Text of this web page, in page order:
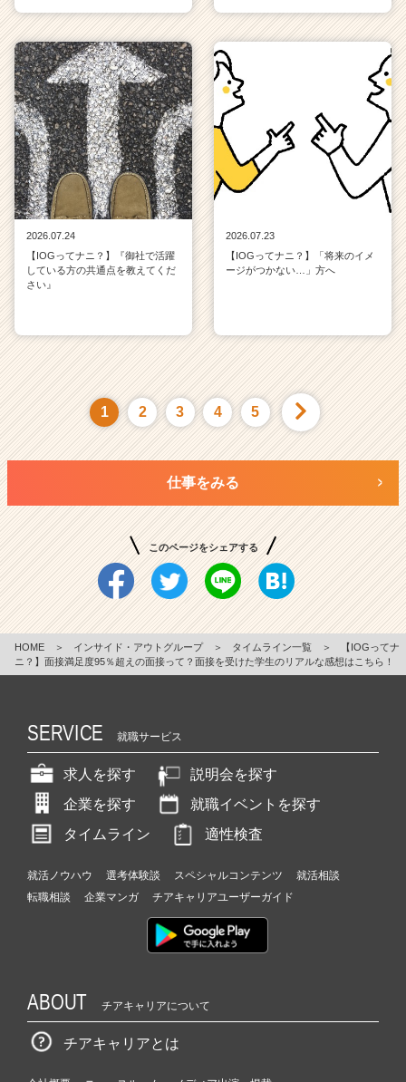
2026.07.24
【IOGってナニ？】『御社で活躍
している方の共通点を教えてくだ
さい』
2026.07.23
【IOGってナニ？】「将来のイメ
ージがつかない…」方へ
1 2 3 4 5
仕事をみる
このページをシェアする
HOME ＞ インサイド・アウトグループ ＞ タイムライン一覧 ＞
【IOGってナ
ニ？】面接満足度95％超えの面接って？面接を受けた学生のリアルな感想はこちら！
SERVICE 就職サービス
求人を探す
説明会を探す
企業を探す
就職イベントを探す
タイムライン
適性検査
就活ノウハウ 選考体験談 スペシャルコンテンツ
就活相談
転職相談
企業マンガ チアキャリアユーザーガイド
ABOUT チアキャリアについて
チアキャリアとは